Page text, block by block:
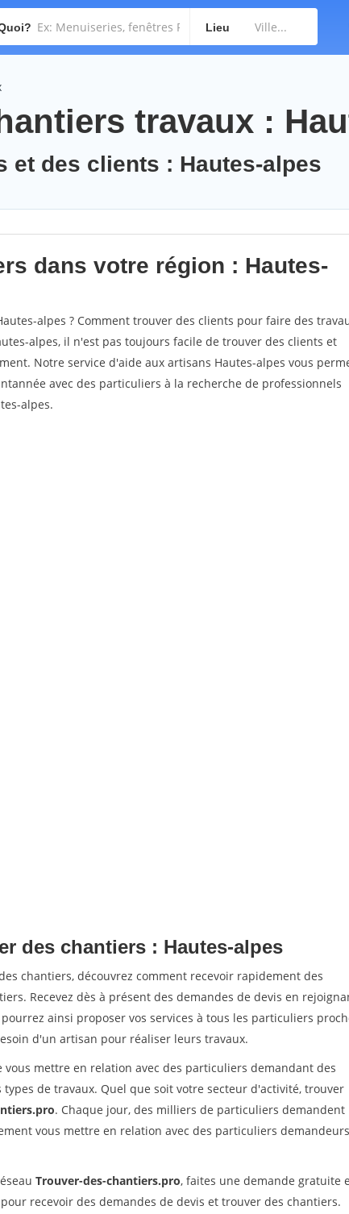
Lieu
travaux :
et des clients : Hautes-alpes
dans votre région : Hautes-
alpes ? Comment trouver des clients pour faire des
alpes, il n'est pas toujours facile de trouver des clients et
Notre service d'aide aux artisans Hautes-alpes vous
avec des particuliers à la recherche de professionnels
alpes.
des chantiers : Hautes-alpes
chantiers, découvrez comment recevoir rapidement des
Recevez dès à présent des demandes de devis en
ainsi proposer vos services à tous les particuliers
d'un artisan pour réaliser leurs travaux.
mettre en relation avec des particuliers demandant des
de travaux. Quel que soit votre secteur d'activité, trouver
. Chaque jour, des milliers de particuliers demandent
vous mettre en relation avec des particuliers demandeurs
Trouver-des-chantiers.pro, faites une demande gratuite
recevoir des demandes de devis et trouver des chantiers.